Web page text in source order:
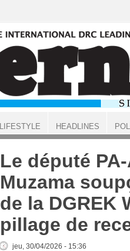
Le député
Muzama
de la DGREK
pillage de
jeu, 30/04/2026 - 15:36
LIFESTYLE HEADLINES